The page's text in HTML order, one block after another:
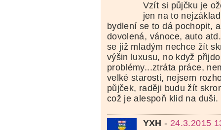
Vzít si půjčku je
jen na to
bydlení se to dá pochopit,
dovolená, vánoce, auto
se již mladým nechce žít
výšin luxusu, no když
problémy...ztráta práce,
velké starosti, nejsem
půjček, raději budu žít
což je alespoň klid na duši.
YXH - 24.3.2015